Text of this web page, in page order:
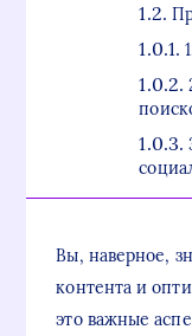
Вы, наверное,
контента и
это важные